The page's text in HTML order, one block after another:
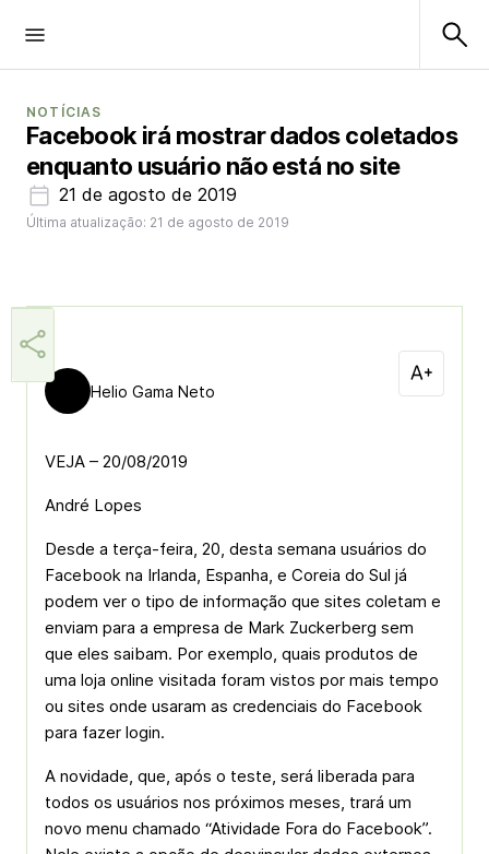
NOTÍCIAS
Facebook irá mostrar dados coletados
enquanto usuário não está no site
21 de agosto de 2019
Última atualização: 21 de agosto de 2019
Helio Gama Neto
VEJA – 20/08/2019
André Lopes
Desde a terça-feira, 20, desta semana usuários do
Facebook na Irlanda, Espanha, e Coreia do Sul já
podem ver o tipo de informação que sites coletam e
enviam para a empresa de Mark Zuckerberg sem
que eles saibam. Por exemplo, quais produtos de
uma loja online visitada foram vistos por mais tempo
ou sites onde usaram as credenciais do Facebook
para fazer login.
A novidade, que, após o teste, será liberada para
todos os usuários nos próximos meses, trará um
novo menu chamado “Atividade Fora do Facebook”.